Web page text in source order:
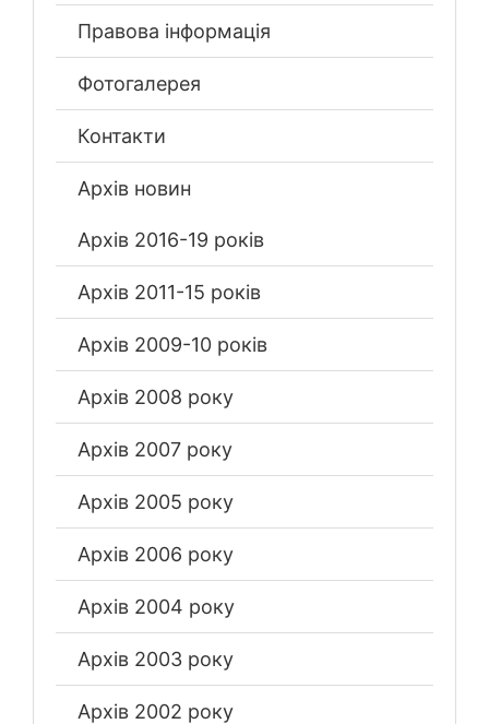
Правова інформація
Фотогалерея
Контакти
Архів новин
Архів 2016-19 років
Архів 2011-15 років
Архів 2009-10 років
Архів 2008 року
Архів 2007 року
Архів 2005 року
Архів 2006 року
Архів 2004 року
Архів 2003 року
Архів 2002 року